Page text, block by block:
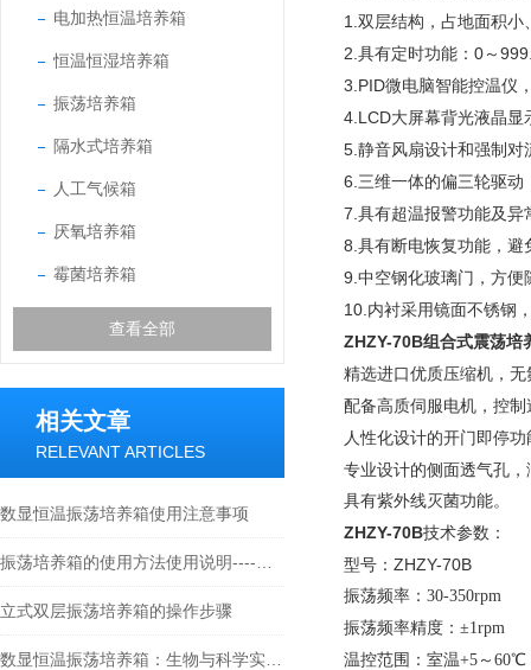
电加热恒温培养箱
恒温恒湿培养箱
振荡培养箱
隔水式培养箱
人工气候箱
厌氧培养箱
霉菌培养箱
查看全部
相关文章
RELEVANT ARTICLES
数显恒温振荡培养箱使用注意事项
立式双层振荡培养箱的操作步骤
1. 双层结构，占地面积小
2. 具有定时功能： 0 ～
3.PID微电脑智能控温仪
4.LCD大屏幕背光液晶显
5. 静音风扇设计和强制对
6. 三维一体的偏三轮驱动
7. 具有超温报警功能及异
8. 具有断电恢复功能，避
9. 中空钢化玻璃门，方便
10. 内衬采用镜面不锈钢
ZHZY-70B组合式震荡培
精选进口优质压缩机，
配备高质伺服电机，控
人性化设计的开门即停
专业设计的侧面透气孔
具有紫外线灭菌功能。
ZHZY-70B技术参数：
型号：ZHZY-70B
振荡频率： 30-350rpm
振荡频率精度： ±1rpm
温控范围： 室温+5～60℃